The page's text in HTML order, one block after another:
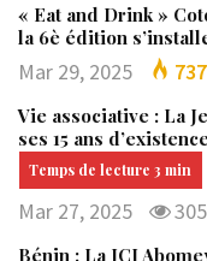
« Eat and Drink »
la 6è édition
Mar 29, 2025 737
Vie associative : La
ses 15 ans
Mar 27, 2025 305
Bénin : La JCI